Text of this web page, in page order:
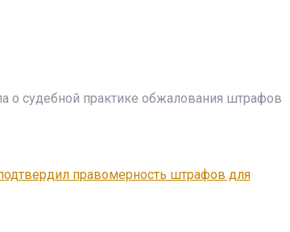
о судебной практике обжалования штрафов
правомерность штрафов для